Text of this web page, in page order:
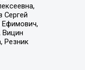
Сергей
Ефимович,
Вицин
Резник